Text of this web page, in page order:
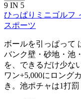
9 IN 5
ひっぱりミニゴルフ
スポーツ
ボールを引っぱって
バンク壁・砂地・池
を、できるだけ少な
ワン+5,000にロング
き。池ポチャは1打罰